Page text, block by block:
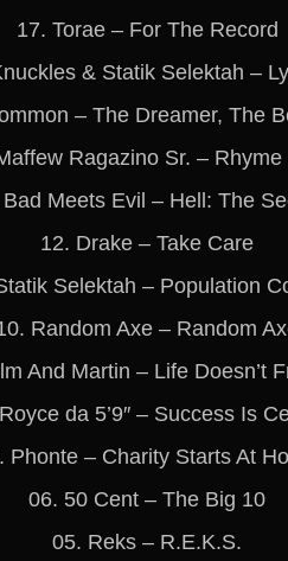
17. Torae – For The Record
& Statik Selektah –
– The Dreamer, The
Ragazino Sr. – Rhyme
Meets Evil – Hell: The
12. Drake – Take Care
Selektah – Population
Random Axe – Random
And Martin – Life Doesn’t
da 5’9″ – Success Is
Phonte – Charity Starts At
06. 50 Cent – The Big 10
05. Reks – R.E.K.S.